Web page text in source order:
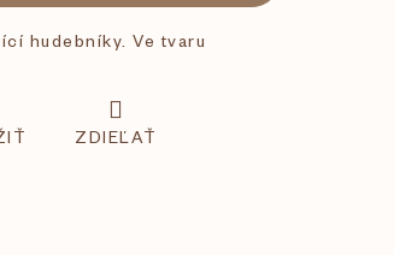
hudebníky. Ve tvaru
ZDIEĽAŤ